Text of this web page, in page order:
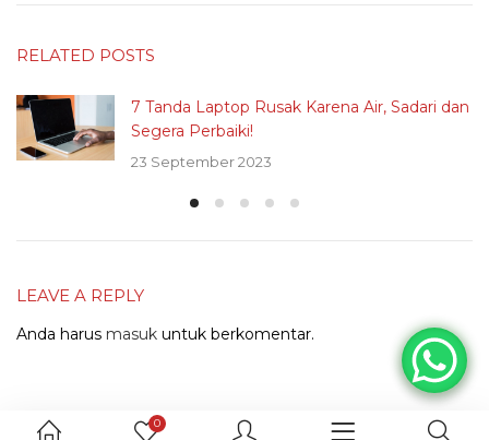
0
RELATED POSTS
7 Tanda Laptop Rusak Karena Air, Sadari dan
Segera Perbaiki!
23 September 2023
LEAVE A REPLY
Anda harus masuk untuk berkomentar.